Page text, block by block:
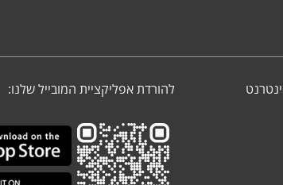
להורדת אפליקציית המובייל שלנו: